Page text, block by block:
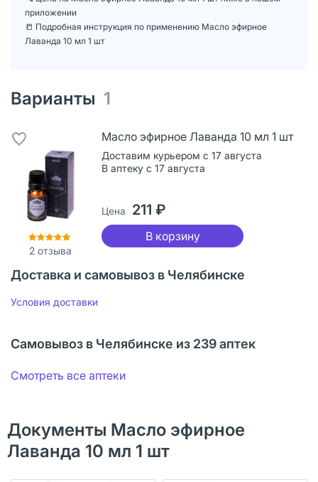
приложении
📒 Подробная инструкция по применению Масло эфирное
Лаванда 10 мл 1 шт
Варианты 1
2 отзыва
Масло эфирное Лаванда 10 мл 1 шт
Доставим курьером с 17 августа
В аптеку с 17 августа
Цена 211 ₽
В корзину
Доставка и самовывоз в Челябинске
Условия доставки
Самовывоз в Челябинске из 239 аптек
Смотреть все аптеки
Документы Масло эфирное
Лаванда 10 мл 1 шт